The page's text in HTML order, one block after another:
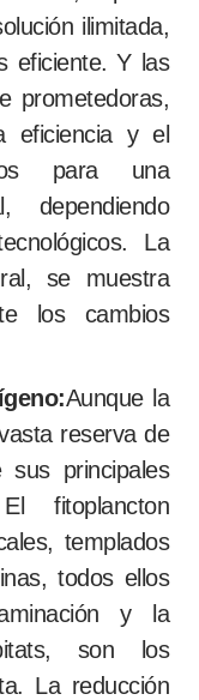
ilimitada,
eficiente. Y las
prometedoras,
eficiencia y el
para una
dependiendo
La
se muestra
los cambios
Aunque la
reserva de
sus principales
fitoplancton
templados
todos ellos
y la
son los
La reducción